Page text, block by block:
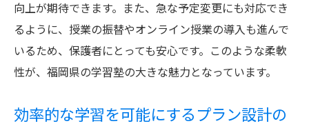
向上が期待できます。また、急な予定変更にも対応でき
るように、授業の振替やオンライン授業の導入も進んで
いるため、保護者にとっても安心です。このような柔軟
性が、福岡県の学習塾の大きな魅力となっています。
効率的な学習を可能にするプラン設計の